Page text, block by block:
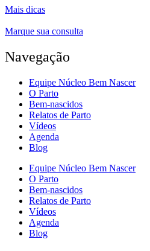
Mais dicas
Marque sua consulta
Navegação
Equipe Núcleo Bem Nascer
O Parto
Bem-nascidos
Relatos de Parto
Vídeos
Agenda
Blog
Equipe Núcleo Bem Nascer
O Parto
Bem-nascidos
Relatos de Parto
Vídeos
Agenda
Blog